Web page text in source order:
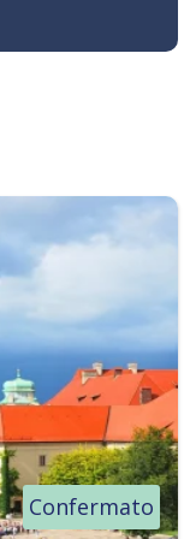
Confermato